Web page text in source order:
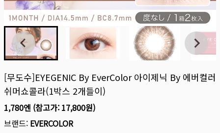
[무도수]EYEGENIC By EverColor 아이제닉 By 에버컬러
쉬머쇼콜라(1박스 2개들이)
1,780엔 (참고가: 17,800원)
브랜드: EVERCOLOR